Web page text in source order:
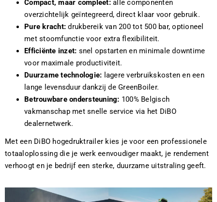
Compact, maar compleet:alle componenten
overzichtelijk geïntegreerd, direct klaar voor gebruik.
Pure kracht: drukbereik van 200 tot 500 bar, optioneel
met stoomfunctie voor extra flexibiliteit.
Efficiënte inzet: snel opstarten en minimale downtime
voor maximale productiviteit.
Duurzame technologie: lagere verbruikskosten en een
lange levensduur dankzij de GreenBoiler.
Betrouwbare ondersteuning: 100% Belgisch
vakmanschap met snelle service via het DiBO
dealernetwerk.
Met een DiBO hogedruktrailer kies je voor een professionele
totaaloplossing die je werk eenvoudiger maakt, je rendement
verhoogt en je bedrijf een sterke, duurzame uitstraling geeft.